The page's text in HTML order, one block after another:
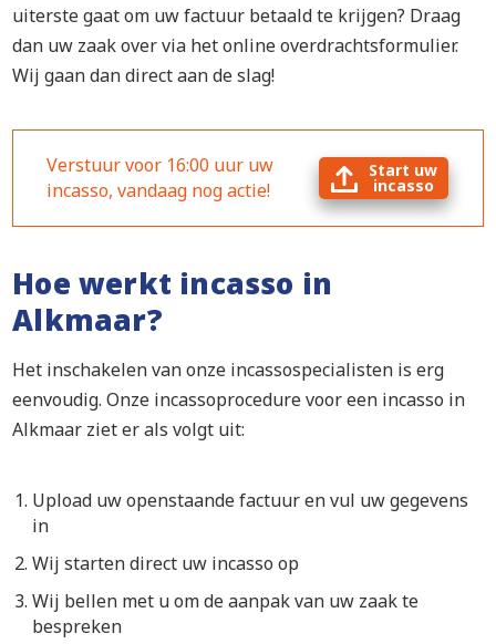
uiterste gaat om uw factuur betaald te krijgen? Draag
dan uw zaak over via het online overdrachtsformulier.
Wij gaan dan direct aan de slag!
Verstuur voor 16:00 uur uw
incasso, vandaag nog actie!
Start uw
incasso
Hoe werkt incasso in
Alkmaar?
Het inschakelen van onze incassospecialisten is erg
eenvoudig. Onze incassoprocedure voor een incasso in
Alkmaar ziet er als volgt uit:
Upload uw openstaande factuur en vul uw gegevens
in
Wij starten direct uw incasso op
Wij bellen met u om de aanpak van uw zaak te
bespreken